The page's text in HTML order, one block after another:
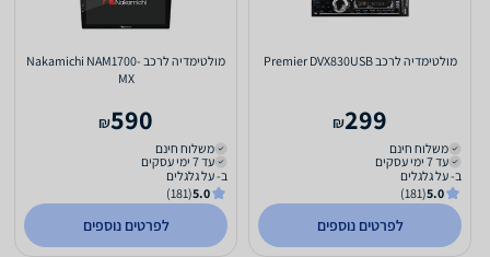
מולטימדיה לרכב Premier DVX830USB
299
₪
משלוח חינם
עד 7 ימי עסקים
ב- על גלגלים
5.0
(181)
לפרטים נוספים
מולטימדיה לרכב Nakamichi NAM1700-
MX
590
₪
משלוח חינם
עד 7 ימי עסקים
ב- על גלגלים
5.0
(181)
לפרטים נוספים